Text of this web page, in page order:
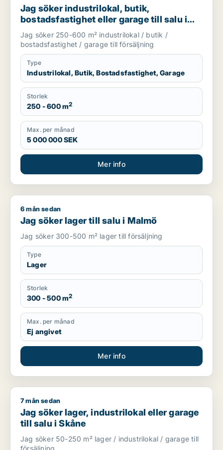
Jag söker industrilokal, butik,
bostadsfastighet eller garage till salu i
Skåne
Jag söker 250-600 m² industrilokal / butik /
bostadsfastighet / garage till försäljning
Type
Industrilokal, Butik, Bostadsfastighet, Garage
Storlek
250 - 600 m2
Max. per månad
5 000 000 SEK
Mer info
Jag söker lager till salu i Malmö
6 mån sedan
Jag söker lager till salu i Malmö
Jag söker 300-500 m² lager till försäljning
Type
Lager
Storlek
300 - 500 m2
Max. per månad
Ej angivet
Mer info
Jag söker lager, industrilokal eller garage till salu i Skåne
7 mån sedan
Jag söker lager, industrilokal eller garage
till salu i Skåne
Jag söker 50-250 m² lager / industrilokal / garage till
försäljning